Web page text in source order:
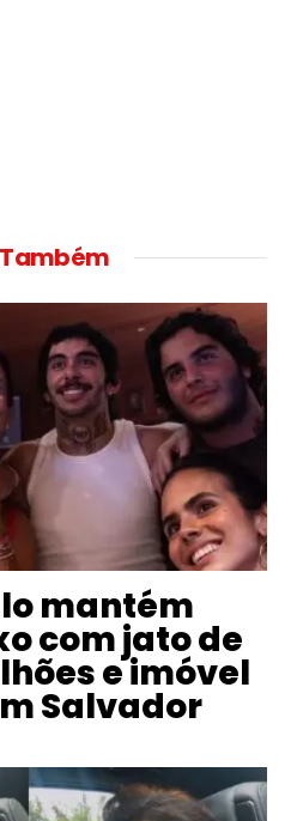
mantém
com jato de
e imóvel
Salvador